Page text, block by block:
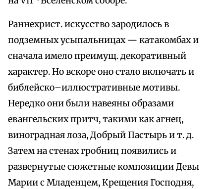
Раннехрист. искусство зародилось в
подземных усыпальницах — катакомбах и
сначала имело преимущ. декоративный
характер. Но вскоре оно стало включать и
библейско–иллюстративные мотивы.
Нередко они были навеяны образами
евангельских притч, такими как агнец,
виноградная лоза, Добрый Пастырь и т. д.
Затем на стенах гробниц появились и
развернутые сюжетные композиции Девы
Марии с Младенцем, Крещения Господня,